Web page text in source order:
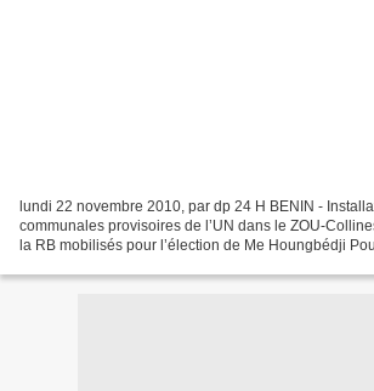
lundi 22 novembre 2010, par dp 24 H BENIN -
communales provisoires de l’UN dans le ZOU-
la RB mobilisés pour l’élection de Me Houngbédji